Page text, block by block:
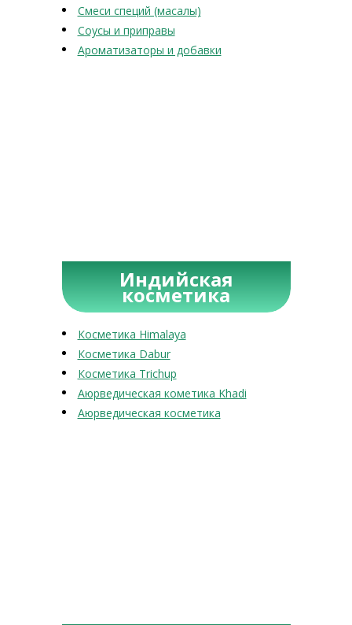
Смеси специй (масалы)
Соусы и приправы
Ароматизаторы и добавки
Индийская
косметика
Косметика Himalaya
Косметика Dabur
Косметика Trichup
Аюрведическая кометика Khadi
Аюрведическая косметика